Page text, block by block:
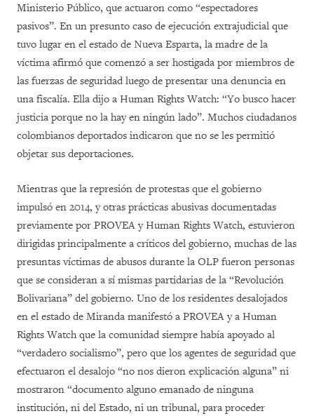
Ministerio Público, que actuaron como “espectadores
pasivos”. En un presunto caso de ejecución extrajudicial que
tuvo lugar en el estado de Nueva Esparta, la madre de la
víctima afirmó que comenzó a ser hostigada por miembros de
las fuerzas de seguridad luego de presentar una denuncia en
una fiscalía. Ella dijo a Human Rights Watch: “Yo busco hacer
justicia porque no la hay en ningún lado”. Muchos ciudadanos
colombianos deportados indicaron que no se les permitió
objetar sus deportaciones.
Mientras que la represión de protestas que el gobierno
impulsó en 2014, y otras prácticas abusivas documentadas
previamente por PROVEA y Human Rights Watch, estuvieron
dirigidas principalmente a críticos del gobierno, muchas de las
presuntas víctimas de abusos durante la OLP fueron personas
que se consideran a sí mismas partidarias de la “Revolución
Bolivariana” del gobierno. Uno de los residentes desalojados
en el estado de Miranda manifestó a PROVEA y a Human
Rights Watch que la comunidad siempre había apoyado al
“verdadero socialismo”, pero que los agentes de seguridad que
efectuaron el desalojo “no nos dieron explicación alguna” ni
mostraron “documento alguno emanado de ninguna
institución, ni del Estado, ni un tribunal, para proceder